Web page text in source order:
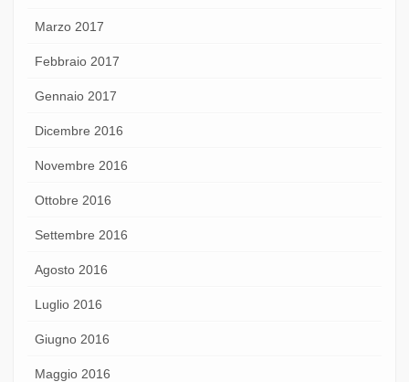
Marzo 2017
Febbraio 2017
Gennaio 2017
Dicembre 2016
Novembre 2016
Ottobre 2016
Settembre 2016
Agosto 2016
Luglio 2016
Giugno 2016
Maggio 2016